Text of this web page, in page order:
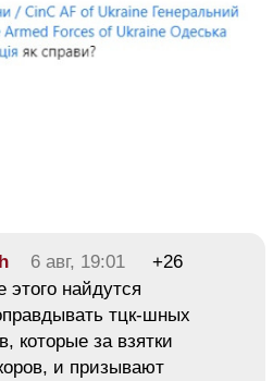
6 авг, 19:01
+26
этого найдутся
тцк-шных
которые за взятки
и призывают